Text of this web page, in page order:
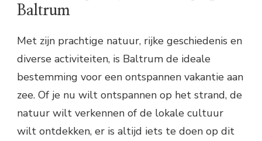
Baltrum
Met zijn prachtige natuur, rijke geschiedenis en
diverse activiteiten, is Baltrum de ideale
bestemming voor een ontspannen vakantie aan
zee. Of je nu wilt ontspannen op het strand, de
natuur wilt verkennen of de lokale cultuur
wilt ontdekken, er is altijd iets te doen op dit